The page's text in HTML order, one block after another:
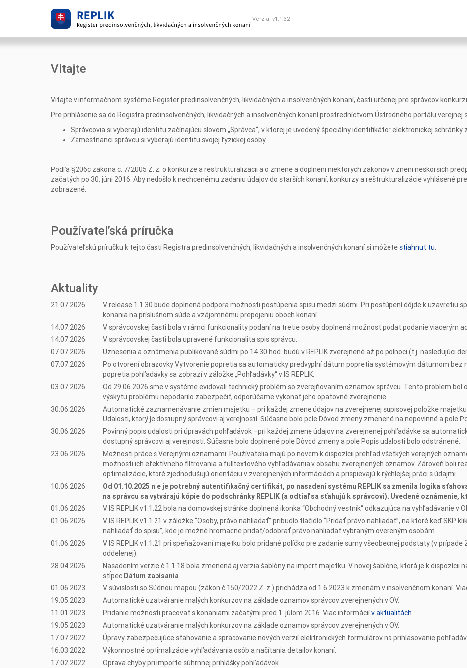
Verzia: v1.1.32
Vitajte
Vitajte v informačnom systéme Register predinsolvenčných, likvidačných a insolvenčných konaní, časti určenej pre správcov
Pre prihlásenie sa do Registra predinsolvenčných, likvidačných a insolvenčných konaní prostredníctvom Ústredného portálu verejnej
Správcovia si vyberajú identitu začínajúcu slovom „Správca“, v ktorej je uvedený špeciálny identifikátor elektronickej schránky
Zamestnanci správcu si vyberajú identitu svojej fyzickej osoby.
Podľa §206c zákona č. 7/2005 Z. z. o konkurze a reštrukturalizácii a o zmene a doplnení niektorých zákonov v znení neskorších
začatých po 30. júni 2016. Aby nedošlo k nechcenému zadaniu údajov do starších konaní, konkurzy a reštrukturalizácie vyhlásené
zobrazené.
Používateľská príručka
Používateľskú príručku k tejto časti Registra predinsolvenčných, likvidačných a insolvenčných konaní si môžetestiahnuť tu
Aktuality
21.07.2026
V release 1.1.30 bude doplnená podpora možnosti postúpenia spisu medzi súdmi. Pri postúpení dôjde k uzavretiu
konania na príslušnom súde a vzájomnému prepojeniu oboch konaní.
14.07.2026
V správcovskej časti bola v rámci funkcionality podaní na tretie osoby doplnená možnosť podať podanie viacerým
14.07.2026
V správcovskej časti bola upravené funkcionalita spis správcu.
07.07.2026
Uznesenia a oznámenia publikované súdmi po 14.30 hod. budú v REPLIK zverejnené až po polnoci (t.j. nasledujúci
07.07.2026
Po otvorení obrazovky Vytvorenie popretia sa automaticky predvyplní dátum popretia systémovým dátumom
popretia pohľadávky sa zobrazí v záložke „Pohľadávky“ v IS REPLIK.
03.07.2026
Od 29.06.2026 sme v systéme evidovali technický problém so zverejňovaním oznamov správcu. Tento problem bol
výskytu problému nepodarilo zabezpečiť, odporúčame vykonať jeho opätovné zverejnenie.
30.06.2026
Automatické zaznamenávanie zmien majetku – pri každej zmene údajov na zverejnenej súpisovej položke
Udalosti, ktorý je dostupný správcovi aj verejnosti. Súčasne bolo pole Dôvod zmeny zmenené na nepovinné a pole
30.06.2026
Povinný popis udalosti pri úpravách pohľadávok –pri každej zmene údajov na zverejnenej pohľadávke sa
dostupný správcovi aj verejnosti. Súčasne bolo doplnené pole Dôvod zmeny a pole Popis udalosti bolo odstránené.
23.06.2026
Možnosti práce s Verejnými oznamami: Používatelia majú po novom k dispozícii prehľad všetkých verejných
možnosti ich efektívneho filtrovania a fulltextového vyhľadávania v obsahu zverejnených oznamov. Zároveň boli
optimalizácie, ktoré zjednodušujú orientáciu v zverejnených informáciách a prispievajú k rýchlejšej práci s údajmi.
10.06.2026
Od 01.10.2025 nie je potrebný autentifikačný certifikát, po nasadení systému REPLIK sa zmenila logika
na správcu sa vytvárajú kópie do podschránky REPLIK (a odtiaľ sa sťahujú k správcovi). Uvedené oznámenie,
01.06.2026
V IS REPLIK v1.1.22 bola na domovskej stránke doplnená ikonka “Obchodný vestník“ odkazujúca na vyhľadávanie v
01.06.2026
V IS REPLIK v1.1.21 v záložke “Osoby, právo nahliadať” pribudlo tlačidlo “Pridať právo nahliadať”, na ktoré keď SKP
nahliadať do spisu”, kde je možné hromadne pridať/odobrať právo nahliadať vybraným overeným osobám.
01.06.2026
V IS REPLIK v1.1.21 pri speňažovaní majetku bolo pridané políčko pre zadanie sumy všeobecnej podstaty (v
oddelenej).
28.04.2026
Nasadením verzie č.1.1.18 bola zmenená aj verzia šablóny na import majetku. V novej šablóne, ktorá je k
stĺpec Dátum zapísania
01.06.2023
V súvislosti so Súdnou mapou (zákon č.150/2022 Z. z.) prichádza od 1.6.2023 k zmenám v insolvenčnom konaní.
19.05.2023
Automatické uzatváranie malých konkurzov na základe oznamov správcov zverejnených v OV.
11.01.2023
Pridanie možnosti pracovať s konaniami začatými pred 1. júlom 2016. Viac informáciív aktualitách
19.05.2023
Automatické uzatváranie malých konkurzov na základe oznamov správcov zverejnených v OV.
17.07.2022
Úpravy zabezpečujúce sťahovanie a spracovanie nových verzií elektronických formulárov na prihlasovanie
16.03.2022
Výkonnostné optimalizácie vyhľadávania osôb a načítania detailov konaní.
17.02.2022
Oprava chyby pri importe súhrnnej prihlášky pohľadávok.